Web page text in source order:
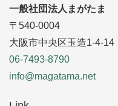
一般社団法人まがたま
〒540-0004
大阪市中央区玉造1-4-14
06-7493-8790
info@magatama.net